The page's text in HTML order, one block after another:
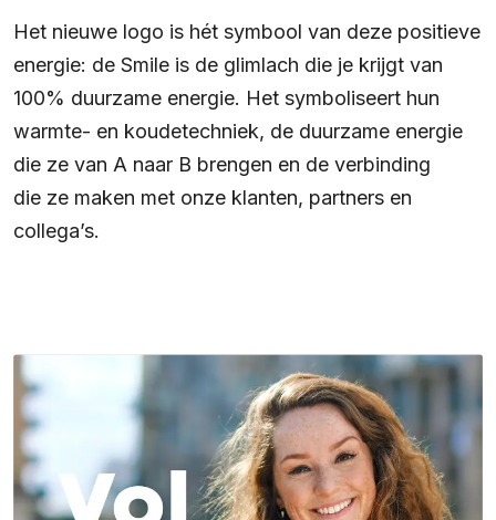
Het nieuwe logo is hét symbool van deze positieve
energie: de Smile is de glimlach die je krijgt van
100% duurzame energie. Het symboliseert hun
warmte- en koudetechniek, de duurzame energie
die ze van A naar B brengen en de verbinding
die ze maken met onze klanten, partners en
collega’s.